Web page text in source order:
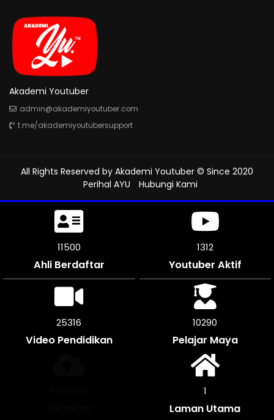
Akademi Youtuber
admin@akademiyoutuber.com
t.me/akademiyoutubersupport
All Rights Reserved by Akademi Youtuber © Since 2020
Perihal AYU
Hubungi Kami
11500
Ahli Berdaftar
1312
Youtuber Aktif
25316
Video Pendidikan
10290
Pelajar Maya
1
Laman Utama